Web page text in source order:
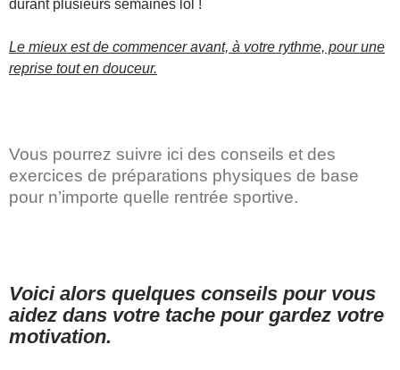
durant plusieurs semaines lol !
Le mieux est de commencer avant, à votre rythme, pour une
reprise tout en douceur.
Vous pourrez suivre ici des conseils et des
exercices de préparations physiques de base
pour n’importe quelle rentrée sportive.
Voici alors quelques conseils pour vous
aidez dans votre tache pour gardez votre
motivation.